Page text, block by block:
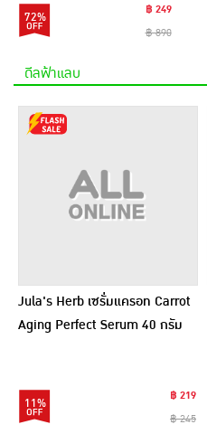
72%
฿ 249
฿ 890
ดีลฟ้าแลบ
Jula's Herb เซรั่มแครอท Carrot
Aging Perfect Serum 40 กรัม
11%
฿ 219
฿ 245